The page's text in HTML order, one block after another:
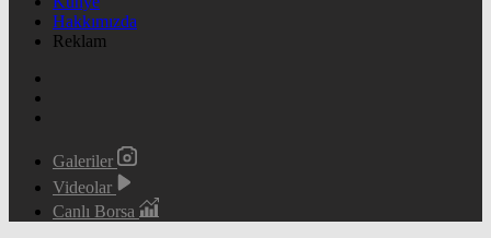
Hakkımızda
Reklam
Galeriler
Videolar
Canlı Borsa